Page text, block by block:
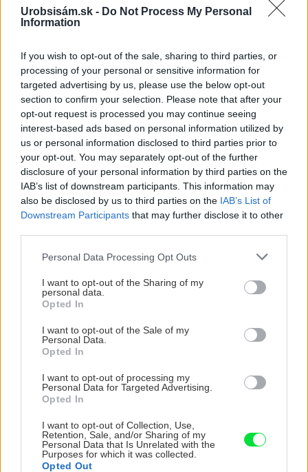
Urobsisám.sk - Do Not Process My Personal
Information
If you wish to opt-out of the sale, sharing to third parties, or
processing of your personal or sensitive information for
targeted advertising by us, please use the below opt-out
section to confirm your selection. Please note that after your
opt-out request is processed you may continue seeing
interest-based ads based on personal information utilized by
us or personal information disclosed to third parties prior to
your opt-out. You may separately opt-out of the further
disclosure of your personal information by third parties on the
IAB’s list of downstream participants. This information may
also be disclosed by us to third parties on the IAB’s List of
Downstream Participants that may further disclose it to other
Please note that this website/app uses one or more Google
not limited to your visit or usage behaviour. You may click to
grant or deny consent to Google and its third-party tags to
use your data for below specified purposes in below Google
consent section.
Personal Data Processing Opt Outs
I want to opt-out of the Sharing of my
personal data.
Opted In
I want to opt-out of the Sale of my
Personal Data.
Opted In
I want to opt-out of processing my
Personal Data for Targeted Advertising.
Opted In
I want to opt-out of Collection, Use,
Retention, Sale, and/or Sharing of my
Personal Data that Is Unrelated with the
Purposes for which it was collected.
Opted Out
vyrobíte pod 140 eur a je oveľa pohodlnejšie!
spracovaním, škoda. No lepšie než ten odpad z DTD
predávaný v Kauflande alebo Lídli.
ZÁHRADA
Trvalky, ktoré znesú
sucho a teplo? Tieto
vysaďte na miesta, na
Nemusí to byť len
levanduľa! 7 fialových
krások, ktoré rozžiaria
ochabnuté izbové
rastliny? Pravda vás
možno prekvapí
nakladačiek: Ako ich
podporiť k druhej vlne
kvitnutia?